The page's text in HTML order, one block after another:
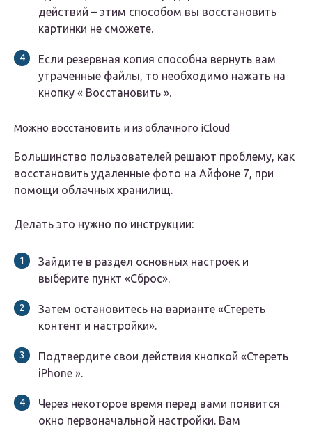
действий – этим способом вы восстановить
картинки не сможете.
Если резервная копия способна вернуть вам
утраченные файлы, то необходимо нажать на
кнопку « Восстановить ».
Можно восстановить и из облачного iCloud
Большинство пользователей решают проблему, как
восстановить удаленные фото на Айфоне 7, при
помощи облачных хранилищ.
Делать это нужно по инструкции:
Зайдите в раздел основных настроек и
выберите пункт «Сброс».
Затем остановитесь на варианте «Стереть
контент и настройки».
Подтвердите свои действия кнопкой «Стереть
iPhone ».
Через некоторое время перед вами появится
окно первоначальной настройки. Вам